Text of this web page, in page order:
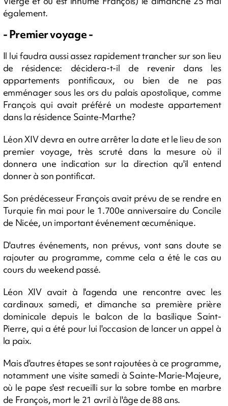
également.
- Premier voyage -
Il lui faudra aussi assez rapidement trancher sur son lieu
de résidence: décidera-t-il de revenir dans les
appartements pontificaux, ou bien de ne pas
emménager sous les ors du palais apostolique, comme
François qui avait préféré un modeste appartement
dans la résidence Sainte-Marthe?
Léon XIV devra en outre arrêter la date et le lieu de son
premier voyage, très scruté dans la mesure où il
donnera une indication sur la direction qu'il entend
donner à son pontificat.
Son prédécesseur François avait prévu de se rendre en
Turquie fin mai pour le 1.700e anniversaire du Concile
de Nicée, un important événement œcuménique.
D'autres événements, non prévus, vont sans doute se
rajouter au programme, comme cela a été le cas au
cours du weekend passé.
Léon XIV avait à l'agenda une rencontre avec les
cardinaux samedi, et dimanche sa première prière
dominicale depuis le balcon de la basilique Saint-
Pierre, qui a été pour lui l'occasion de lancer un appel à
la paix.
Mais d'autres étapes se sont rajoutées à ce programme,
notamment une visite samedi à Sainte-Marie-Majeure,
où le pape s'est recueilli sur la sobre tombe en marbre
de François, mort le 21 avril à l'âge de 88 ans.